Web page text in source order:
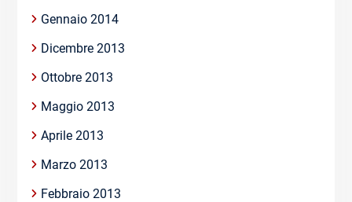
Gennaio 2014
Dicembre 2013
Ottobre 2013
Maggio 2013
Aprile 2013
Marzo 2013
Febbraio 2013